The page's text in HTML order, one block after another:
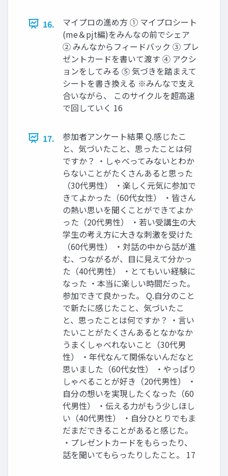
16.
マイプロの進め方 ① マイプロシート
(me＆pjt編)をみんなの前でシェア
② みんなからフィードバック ③ プレ
ゼントカードを書いて渡す ④ アクシ
ョンをしてみる ⑤ 気づきを踏まえて
シートを書き換える ※みんなで支え
合いながら、 このサイクルを超高速
で回していく 16
17.
参加者アンケート結果 Q.感じたこ
と、気づいたこと、思ったことは何
ですか？ ・しゃべってみないとわか
らないことがたくさんあると思った
（30代男性） ・楽しく元気に参加で
きてよかった（60代女性） ・皆さん
の熱い思いを聞くことができてよか
った（20代男性） ・若い受講生の大
学生の考え方に大きな刺激を受けた
（60代男性） ・対話の中から話が進
む、つながるが、目に見えて分かっ
た（40代男性） ・とてもいい経験に
なった ・本当に楽しい時間だった。
参加できて良かった。 Q.自分のこと
で新たに感じたこと、気づいたこ
と、思ったことは何ですか？ ・言い
たいことがたくさんあるとなかなか
うまくしゃべれないこと（30代男
性） ・年代なんて関係ないんだなと
思いました（60代女性） ・やっぱり
しゃべることが好き（20代男性） ・
自分の想いを実現したくなった（60
代男性） ・伝える力がもう少しほし
い（40代男性） ・自分ひとりでもま
だまだできることがあると感じた。
・プレゼントカードをもらったり、
話を聞いてもらったりしたこと。 17